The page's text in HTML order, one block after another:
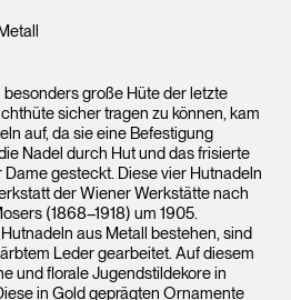
große Hüte der letzte
sicher tragen zu können, kam
auf, da sie eine Befestigung
Nadel durch Hut und das frisierte
gesteckt. Diese vier Hutnadeln
der Wiener Werkstätte nach
(1868–1918) um 1905.
aus Metall bestehen, sind
Leder gearbeitet. Auf diesem
und florale Jugendstildekore in
in Gold geprägten Ornamente